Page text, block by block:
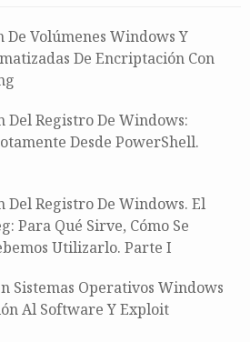
Volúmenes Windows Y
De Encriptación Con
Del Registro De Windows:
Desde PowerShell.
Del Registro De Windows. El
Para Qué Sirve, Cómo Se
Utilizarlo. Parte I
Sistemas Operativos Windows
Al Software Y Exploit